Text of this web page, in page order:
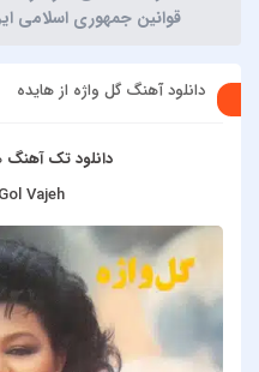
قوانین جمهوری اسلامی
دانلود آهنگ گل واژه از هایده
دانلود تک آهنگ
Vajeh